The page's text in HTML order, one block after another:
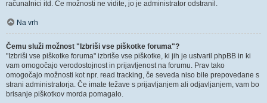
računalnici itd. Če možnosti ne vidite, jo je administrator odstranil.
Na vrh
Čemu služi možnost "Izbriši vse piškotke foruma"?
"Izbriši vse piškotke foruma" izbriše vse piškotke, ki jih je ustvaril phpBB in ki
vam omogočajo verodostojnost in prijavljenost na forumu. Prav tako
omogočajo možnosti kot npr. read tracking, če seveda niso bile prepovedane s
strani administratorja. Če imate težave s prijavljanjem ali odjavljanjem, vam bo
brisanje piškotkov morda pomagalo.